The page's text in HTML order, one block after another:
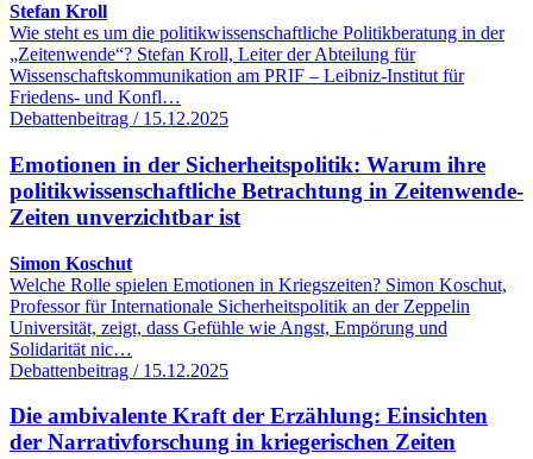
Stefan Kroll
Wie steht es um die politikwissenschaftliche Politikberatung in der
„Zeitenwende“? Stefan Kroll, Leiter der Abteilung für
Wissenschaftskommunikation am PRIF – Leibniz-Institut für
Friedens- und Konfl…
Debattenbeitrag / 15.12.2025
Emotionen in der Sicherheitspolitik: Warum ihre
politikwissenschaftliche Betrachtung in Zeitenwende-
Zeiten unverzichtbar ist
Simon Koschut
Welche Rolle spielen Emotionen in Kriegszeiten? Simon Koschut,
Professor für Internationale Sicherheitspolitik an der Zeppelin
Universität, zeigt, dass Gefühle wie Angst, Empörung und
Solidarität nic…
Debattenbeitrag / 15.12.2025
Die ambivalente Kraft der Erzählung: Einsichten
der Narrativforschung in kriegerischen Zeiten